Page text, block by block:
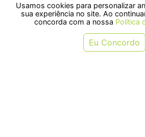
Usamos cookies para personalizar
sua experiência no site. Ao
concorda com a nossa Política
Eu Concordo
SELOS
Rua Pre. Frederico Hardt, 119 - Centro, Indaial